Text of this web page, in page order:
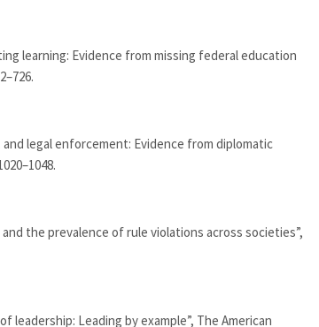
learning: Evidence from missing federal education
and legal enforcement: Evidence from diplomatic
the prevalence of rule violations across societies”,
leadership: Leading by example”, The American